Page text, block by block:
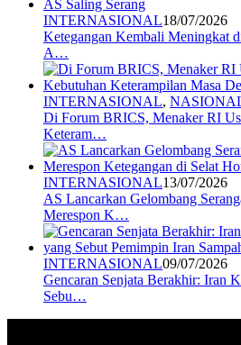
INTERNASIONAL18/07/2026
Ketegangan Kembali Meningkat
A…
INTERNASIONAL,
Di Forum BRICS, Menaker RI
Keteram…
INTERNASIONAL13/07/2026
AS Lancarkan Gelombang
Merespon K…
INTERNASIONAL09/07/2026
Gencaran Senjata Berakhir: Iran
Sebu…